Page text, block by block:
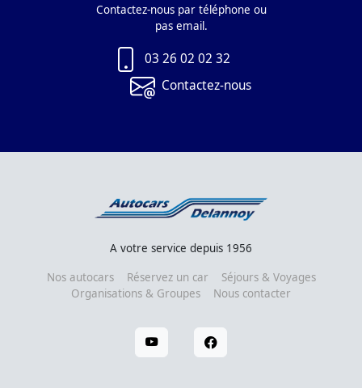
Contactez-nous par téléphone ou
pas email.
03 26 02 02 32
Contactez-nous
A votre service depuis 1956
Nos autocars
Réservez un car
Séjours & Voyages
Organisations & Groupes
Nous contacter